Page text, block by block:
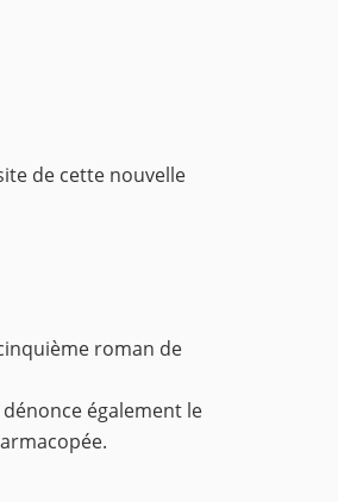
de cette nouvelle
roman de
également le